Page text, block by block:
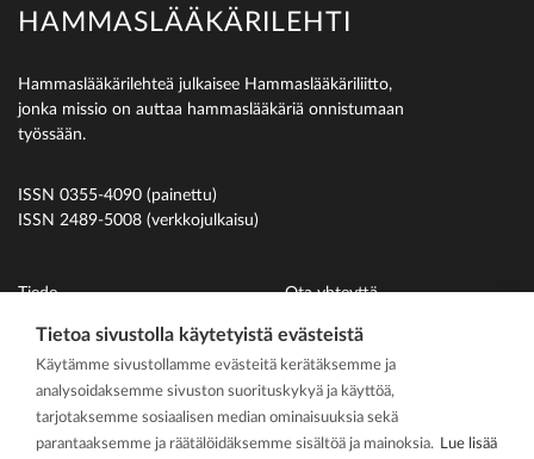
HAMMASLÄÄKÄRILEHTI
Hammaslääkärilehteä julkaisee Hammaslääkäriliitto,
jonka missio on auttaa hammaslääkäriä onnistumaan
työssään.
ISSN 0355-4090 (painettu)
ISSN 2489-5008 (verkkojulkaisu)
Tiede
Uutiset
Ihmiset
På svenska
Kirjoitusohjeet
Ota yhteyttä
Suomen Hammaslääkäriliitto
Tietoa sivustolla käytetyistä evästeistä
Käytämme sivustollamme evästeitä kerätäksemme ja
analysoidaksemme sivuston suorituskykyä ja käyttöä,
tarjotaksemme sosiaalisen median ominaisuuksia sekä
parantaaksemme ja räätälöidäksemme sisältöä ja mainoksia. Lue lisää